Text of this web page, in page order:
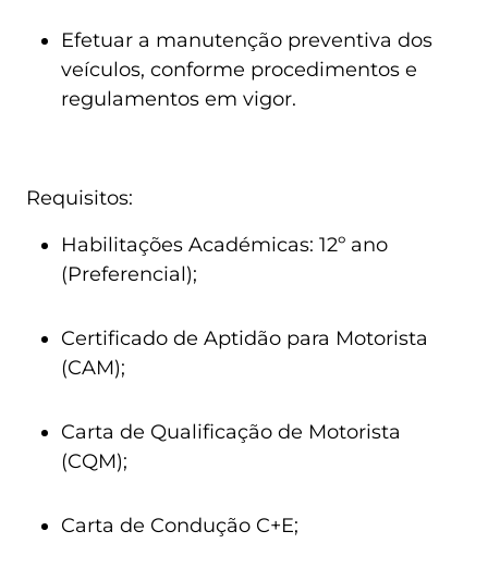
Efetuar a manutenção preventiva dos
veículos, conforme procedimentos e
regulamentos em vigor.
Requisitos:
Habilitações Académicas: 12º ano
(Preferencial);
Certificado de Aptidão para Motorista
(CAM);
Carta de Qualificação de Motorista
(CQM);
Carta de Condução C+E;